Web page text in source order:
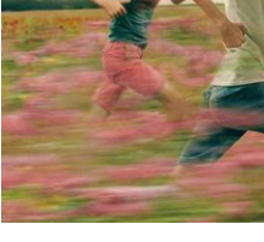
t
a
n
A
n
t
a
r
a